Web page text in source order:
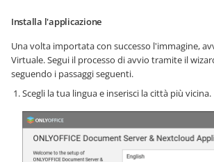
Installa l'applicazione
Una volta importata con successo l'immagine,
Virtuale. Segui il processo di avvio tramite il
seguendo i passaggi seguenti.
Scegli la tua lingua e inserisci la città più vicina.